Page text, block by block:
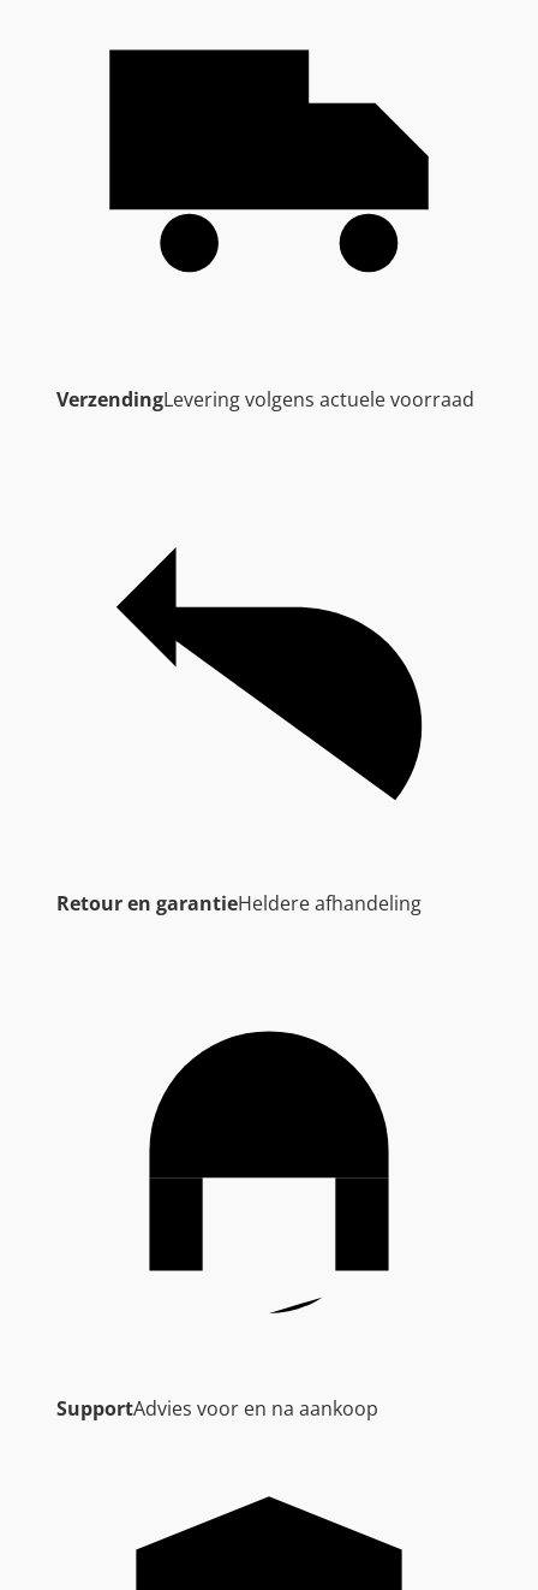
VerzendingLevering volgens actuele voorraad
Retour en garantieHeldere afhandeling
SupportAdvies voor en na aankoop